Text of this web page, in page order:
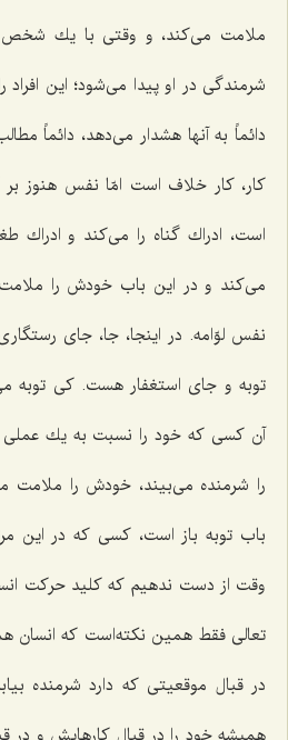
ملامت می‌كند، و وقتی با یك شخص
شرمندگی در او پیدا می‌شود؛ این افراد
دائماً به آنها هشدار می‌دهد، دائماً
كار، كار خلاف است امّا نفس هنوز
است، ادراك گناه را می‌كند و ادراك
می‌كند و در این باب خودش را
نفس لوّامه. در اینجا، جا، جای
توبه و جای استغفار هست. كی توبه
آن كسی كه خود را نسبت به یك
را شرمنده می‌بیند، خودش را ملامت
باب توبه باز است، كسی كه در این
وقت از دست ندهیم كه كلید حركت
تعالی فقط همین نكته‌است كه انسان
در قبال موقعیتی كه دارد شرمنده